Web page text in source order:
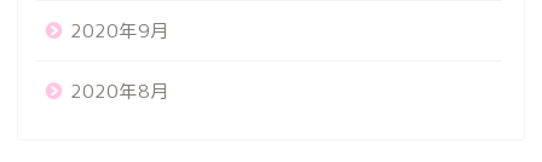
2020年9月
2020年8月